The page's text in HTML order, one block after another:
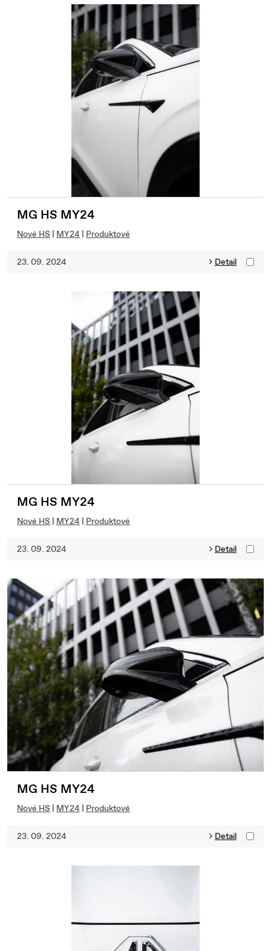
MG HS MY24
Nové HS | MY24 | Produktové
23. 09. 2024 Detail
MG HS MY24
Nové HS | MY24 | Produktové
23. 09. 2024 Detail
MG HS MY24
Nové HS | MY24 | Produktové
23. 09. 2024 Detail